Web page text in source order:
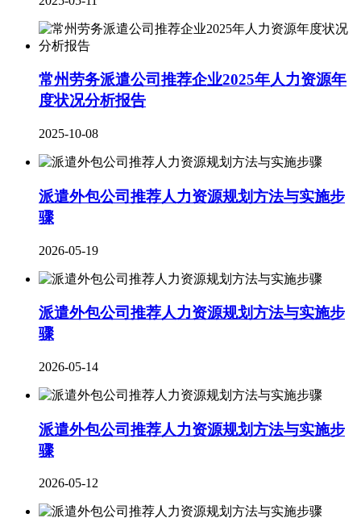
常州劳务派遣公司推荐企业2025年人力资源年
度状况分析报告
2025-10-08
派遣外包公司推荐人力资源规划方法与实施步
骤
2026-05-19
派遣外包公司推荐人力资源规划方法与实施步
骤
2026-05-14
派遣外包公司推荐人力资源规划方法与实施步
骤
2026-05-12